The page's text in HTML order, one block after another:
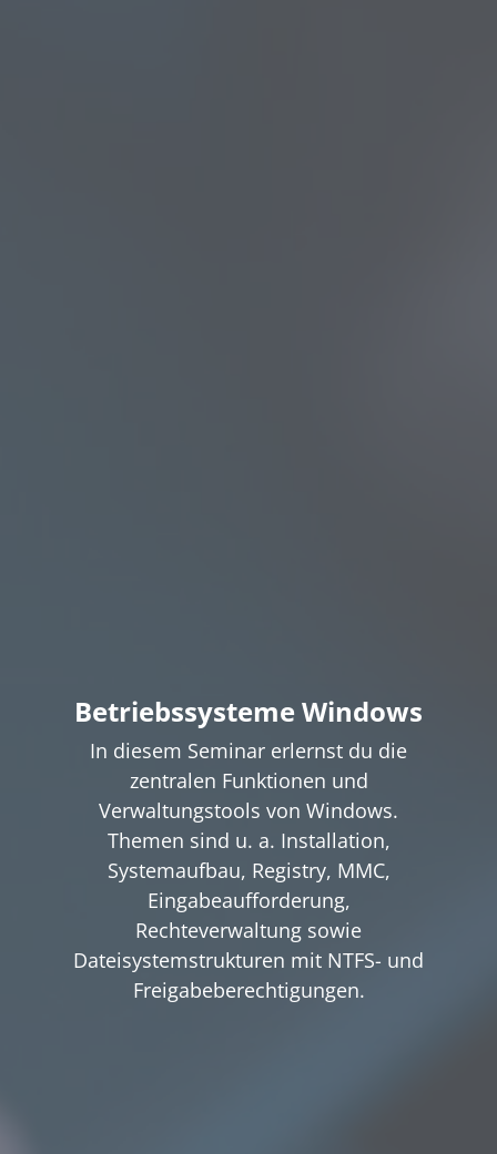
Betriebssysteme Windows
In diesem Seminar erlernst du die
zentralen Funktionen und
Verwaltungstools von Windows.
Themen sind u. a. Installation,
Systemaufbau, Registry, MMC,
Eingabeaufforderung,
Rechteverwaltung sowie
Dateisystemstrukturen mit NTFS- und
Freigabeberechtigungen.